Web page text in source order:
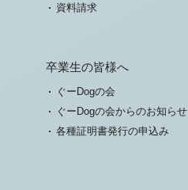
資料請求
卒業生の皆様へ
ぐーDogの会
ぐーDogの会からのお知らせ
各種証明書発行の申込み